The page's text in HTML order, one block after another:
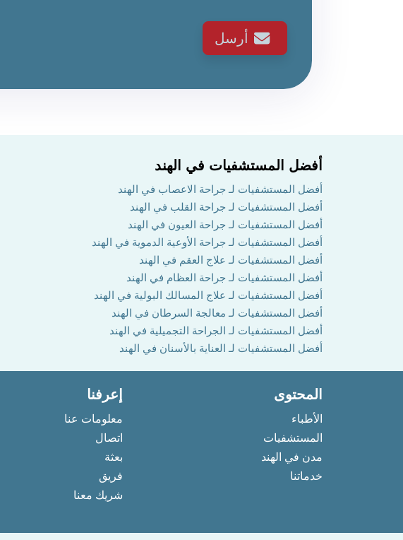
أرسل
أفضل المستشفيات في الهند
أفضل المستشفيات لـ جراحة الاعصاب في الهند
أفضل المستشفيات لـ جراحة القلب في الهند
أفضل المستشفيات لـ جراحة العيون في الهند
أفضل المستشفيات لـ جراحة الأوعية الدموية في الهند
أفضل المستشفيات لـ علاج العقم في الهند
أفضل المستشفيات لـ جراحة العظام في الهند
أفضل المستشفيات لـ علاج المسالك البولية في الهند
أفضل المستشفيات لـ معالجة السرطان في الهند
أفضل المستشفيات لـ الجراحة التجميلية في الهند
أفضل المستشفيات لـ العناية بالأسنان في الهند
المحتوى
الأطباء
المستشفيات
مدن في الهند
خدماتنا
إعرفنا
معلومات عنا
اتصال
بعثة
فريق
شريك معنا